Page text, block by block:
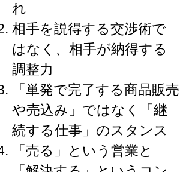
れ
相手を説得する交渉術で
はなく、相手が納得する
調整力
「単発で完了する商品販売
や売込み」ではなく「継
続する仕事」のスタンス
「売る」という営業と